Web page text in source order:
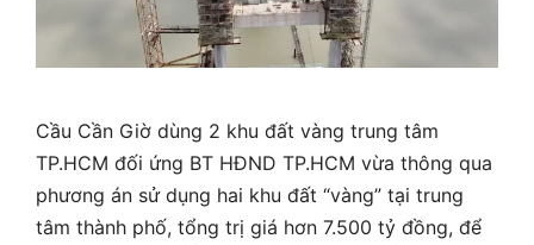
Cầu Cần Giờ dùng 2 khu đất vàng trung tâm
TP.HCM đối ứng BT HĐND TP.HCM vừa thông qua
phương án sử dụng hai khu đất “vàng” tại trung
tâm thành phố, tổng trị giá hơn 7.500 tỷ đồng, để